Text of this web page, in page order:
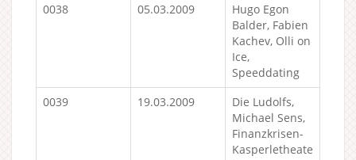
0038
05.03.2009
Hugo Egon
Balder, Fabien
Kachev, Olli on
Ice,
Speeddating
0039
19.03.2009
Die Ludolfs,
Michael Sens,
Finanzkrisen-
Kasperletheate